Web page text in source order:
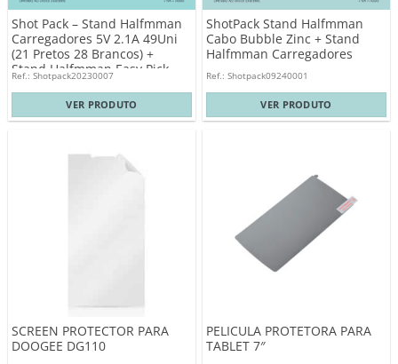
Shot Pack – Stand Halfmman
Carregadores 5V 2.1A 49Uni
(21 Pretos 28 Brancos) +
Stand Halfmman Easy Pick
Acessories 20Uni + Stand
Halfmman Cabo Bubble Zinc
20Uni
Ref.: Shotpack20230007
VER PRODUTO
ShotPack Stand Halfmman
Cabo Bubble Zinc + Stand
Halfmman Carregadores
Ref.: Shotpack09240001
VER PRODUTO
SCREEN PROTECTOR PARA
DOOGEE DG110
PELICULA PROTETORA PARA
TABLET 7″